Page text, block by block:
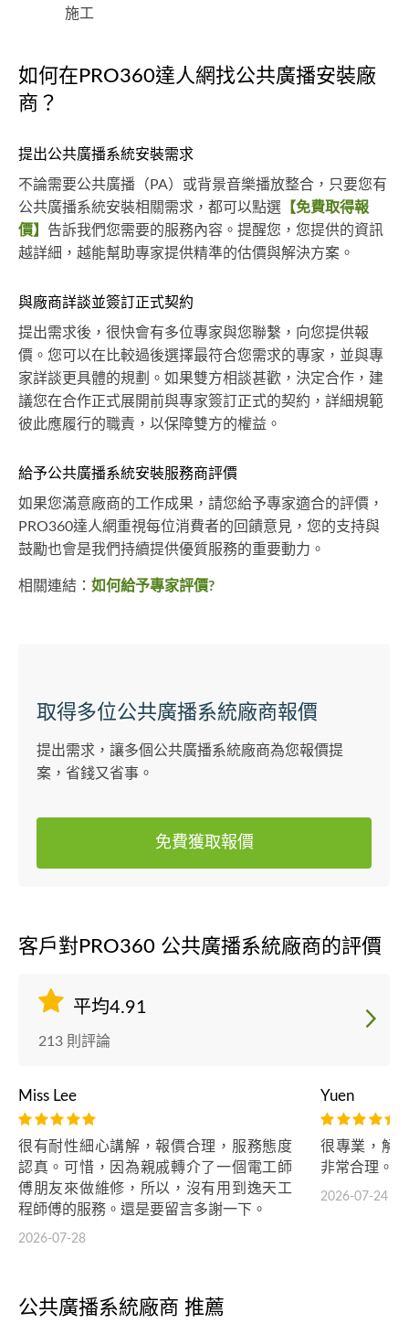
施工
如何在PRO360達人網找公共廣播安裝廠
商？
提出公共廣播系統安裝需求
不論需要公共廣播（PA）或背景音樂播放整合，只要您有
公共廣播系統安裝相關需求，都可以點選 【免費取得報
價】 告訴我們您需要的服務內容。提醒您，您提供的資訊
越詳細，越能幫助專家提供精準的估價與解決方案。
與廠商詳談並簽訂正式契約
提出需求後，很快會有多位專家與您聯繫，向您提供報
價。您可以在比較過後選擇最符合您需求的專家，並與專
家詳談更具體的規劃。如果雙方相談甚歡，決定合作，建
議您在合作正式展開前與專家簽訂正式的契約，詳細規範
彼此應履行的職責，以保障雙方的權益。
給予公共廣播系統安裝服務商評價
如果您滿意廠商的工作成果，請您給予專家適合的評價，
PRO360達人網重視每位消費者的回饋意見，您的支持與
鼓勵也會是我們持續提供優質服務的重要動力。
相關連結： 如何給予專家評價?
取得多位公共廣播系統廠商報價
提出需求，讓多個公共廣播系統廠商為您報價提
案，省錢又省事。
免費獲取報價
客戶對PRO360 公共廣播系統廠商的評價
平均4.91
213 則評論
Miss Lee
很有耐性細心講解，報價合理，服務態度
認真。可惜，因為親戚轉介了一個電工師
傅朋友來做維修，所以，沒有用到逸天工
程師傅的服務。還是要留言多謝一下。
2026-07-28
Yuen
很專業，解
非常合理。
2026-07-24
公共廣播系統廠商 推薦